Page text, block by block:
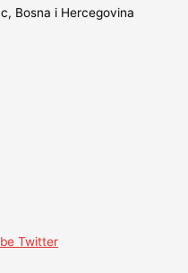
Bosna i Hercegovina
Twitter